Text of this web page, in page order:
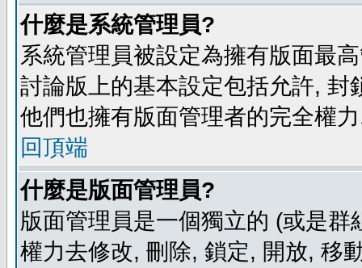
什麼是系統管理員?
系統管理員被設定為擁有版面最
討論版上的基本設定包括允許,
他們也擁有版面管理者的完全權
回頂端
什麼是版面管理員?
版面管理員是一個獨立的 (或是
權力去修改, 刪除, 鎖定, 開放, 移